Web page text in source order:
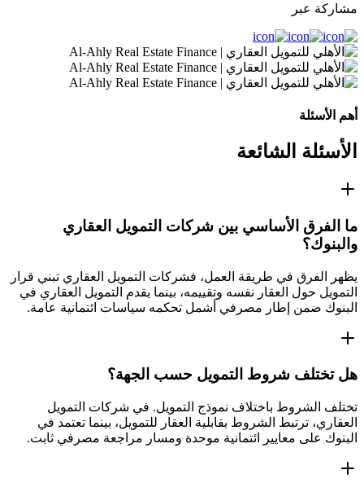
مشاركة عبر
أهم الأسئلة
الأسئلة الشائعة
ما الفرق الأساسي بين شركات التمويل العقاري
والبنوك؟
يظهر الفرق في طريقة العمل، فشركات التمويل العقاري تبني قرار
التمويل حول العقار نفسه وتقييمه، بينما يقدم التمويل العقاري في
البنوك ضمن إطار مصرفي أشمل تحكمه سياسات ائتمانية عامة.
هل تختلف شروط التمويل حسب الجهة؟
تختلف الشروط باختلاف نموذج التمويل. في شركات التمويل
العقاري، ترتبط الشروط بقابلية العقار للتمويل، بينما تعتمد في
البنوك على معايير ائتمانية موحدة ومسار مراجعة مصرفي ثابت.